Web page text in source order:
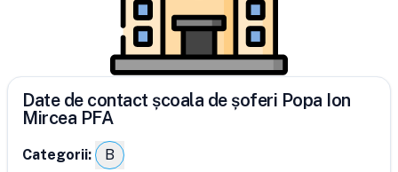
Date de contact școala de șoferi Popa Ion
Mircea PFA
Categorii: B